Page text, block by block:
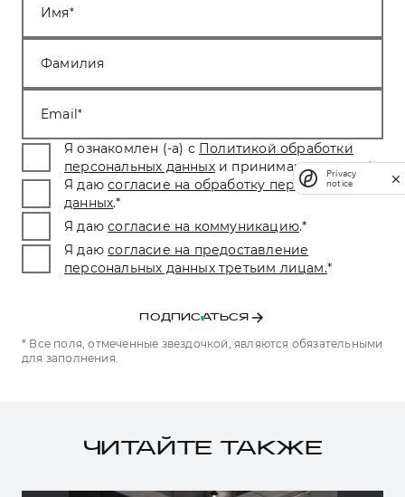
Имя
Фамилия
Email
Я ознакомлен (-а) с Политикой обработки
персональных данных и принимаю условия.*
Я даю согласие на обработку персональных
данных.*
Я даю согласие на коммуникацию.*
Я даю согласие на предоставление
персональных данных третьим лицам.*
ПОДПИСАТЬСЯ
* Все поля, отмеченные звездочкой, являются обязательными
для заполнения.
ЧИТАЙТЕ ТАКЖЕ
Privacy
notice